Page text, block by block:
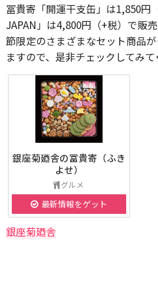
冨貴寄「開運干支缶」は1,850円
JAPAN」は4,800円（+税）で販
節限定のさまざまなセット商品
ますので、是非チェックしてみて
銀座菊廼舎の冨貴寄（ふき
よせ）
グルメ
最新情報をゲット
銀座菊廼舎